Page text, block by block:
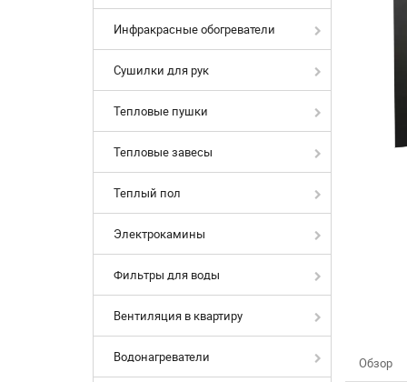
Инфракрасные обогреватели
Сушилки для рук
Тепловые пушки
Тепловые завесы
Теплый пол
Электрокамины
Фильтры для воды
Вентиляция в квартиру
Водонагреватели Обзор